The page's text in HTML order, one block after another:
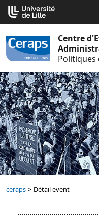
Aller
au
contenu
Centre
Politiques
ceraps > Détail event
Cookies management panel